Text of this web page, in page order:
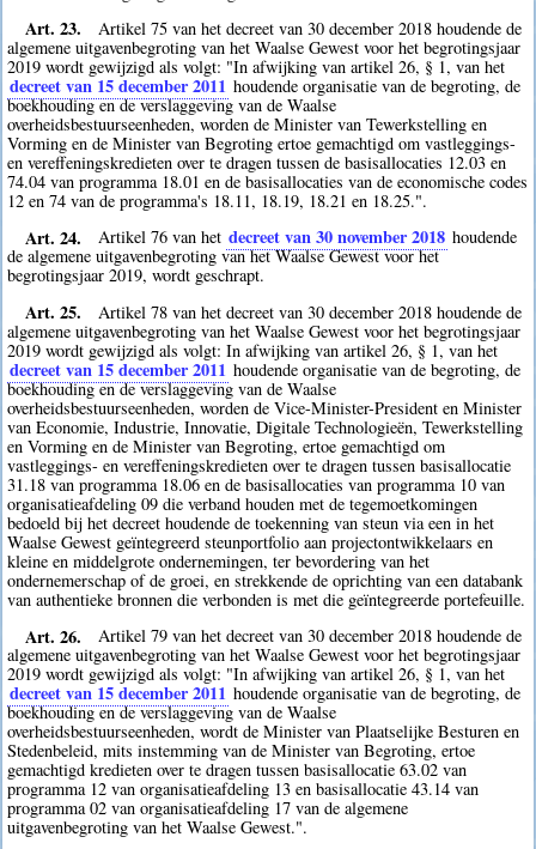
Art. 23.
Artikel 75 van het decreet van 30 december 2018 houdende de
algemene uitgavenbegroting van het Waalse Gewest voor het begrotingsjaar
2019 wordt gewijzigd als volgt: "In afwijking van artikel 26, § 1, van het
decreet van 15 december 2011 houdende organisatie van de begroting, de
boekhouding en de verslaggeving van de Waalse
overheidsbestuurseenheden, worden de Minister van Tewerkstelling en
Vorming en de Minister van Begroting ertoe gemachtigd om vastleggings-
en vereffeningskredieten over te dragen tussen de basisallocaties 12.03 en
74.04 van programma 18.01 en de basisallocaties van de economische codes
12 en 74 van de programma's 18.11, 18.19, 18.21 en 18.25.".
Art. 24. Artikel 76 van het decreet van 30 november 2018 houdende
de algemene uitgavenbegroting van het Waalse Gewest voor het
begrotingsjaar 2019, wordt geschrapt.
Art. 25.
Artikel 78 van het decreet van 30 december 2018 houdende de
algemene uitgavenbegroting van het Waalse Gewest voor het begrotingsjaar
2019 wordt gewijzigd als volgt: In afwijking van artikel 26, § 1, van het
decreet van 15 december 2011 houdende organisatie van de begroting, de
boekhouding en de verslaggeving van de Waalse
overheidsbestuurseenheden, worden de Vice-Minister-President en Minister
van Economie, Industrie, Innovatie, Digitale Technologieën, Tewerkstelling
en Vorming en de Minister van Begroting, ertoe gemachtigd om
vastleggings- en vereffeningskredieten over te dragen tussen basisallocatie
31.18 van programma 18.06 en de basisallocaties van programma 10 van
organisatieafdeling 09 die verband houden met de tegemoetkomingen
bedoeld bij het decreet houdende de toekenning van steun via een in het
Waalse Gewest geïntegreerd steunportfolio aan projectontwikkelaars en
kleine en middelgrote ondernemingen, ter bevordering van het
ondernemerschap of de groei, en strekkende de oprichting van een databank
van authentieke bronnen die verbonden is met die geïntegreerde portefeuille.
Art. 26.
Artikel 79 van het decreet van 30 december 2018 houdende de
algemene uitgavenbegroting van het Waalse Gewest voor het begrotingsjaar
2019 wordt gewijzigd als volgt: "In afwijking van artikel 26, § 1, van het
decreet van 15 december 2011 houdende organisatie van de begroting, de
boekhouding en de verslaggeving van de Waalse
overheidsbestuurseenheden, wordt de Minister van Plaatselijke Besturen en
Stedenbeleid, mits instemming van de Minister van Begroting, ertoe
gemachtigd kredieten over te dragen tussen basisallocatie 63.02 van
programma 12 van organisatieafdeling 13 en basisallocatie 43.14 van
programma 02 van organisatieafdeling 17 van de algemene
uitgavenbegroting van het Waalse Gewest.".